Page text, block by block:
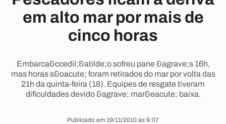
em alto mar por mais de
cinco horas
Embarca&ccedil;&atilde;o sofreu pane &agrave;s 16h,
mas horas s&oacute; foram retirados do mar por volta das
21h da quinta-feira (18). Equipes de resgate tiveram
dificuldades devido &agrave; mar&eacute; baixa.
Publicado em 19/11/2010 às 9:07